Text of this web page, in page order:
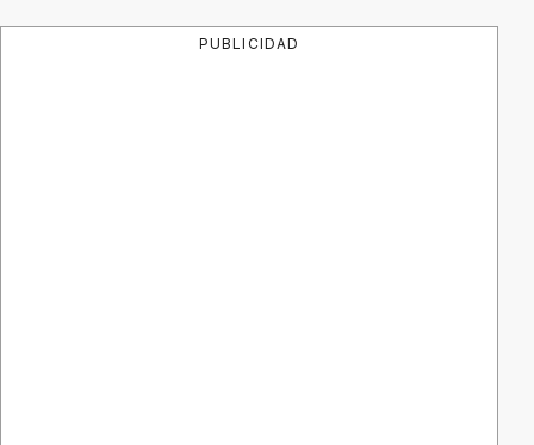
PUBLICIDAD